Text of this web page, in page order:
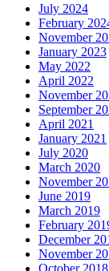
July 2024
February
November
January 2023
May 2022
April 2022
November
September
April 2021
January 2021
July 2020
March 2020
November
June 2019
March 2019
February
December
November
October 2018